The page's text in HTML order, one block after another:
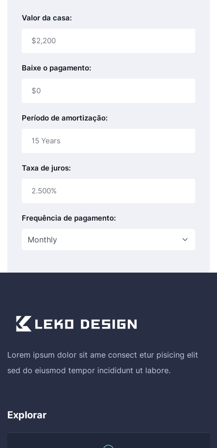
Valor da casa:
Baixe o pagamento:
Período de amortização:
Taxa de juros:
Frequência de pagamento:
Lorem ipsum dolor sit ame consect etur pisicing elit
sed do eiusmod tempor incididunt ut labore.
Explorar